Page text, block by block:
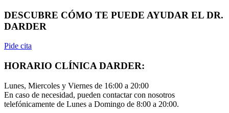
DESCUBRE CÓMO TE PUEDE AYUDAR EL DR.
DARDER
Pide cita
HORARIO CLÍNICA DARDER:
Lunes, Miercoles y Viernes de 16:00 a 20:00
En caso de necesidad, pueden contactar con nosotros
telefónicamente de Lunes a Domingo de 8:00 a 20:00.